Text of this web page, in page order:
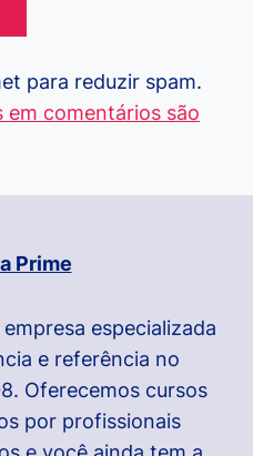
para reduzir spam.
em comentários são
Prime
especializada
e referência no
Oferecemos cursos
por profissionais